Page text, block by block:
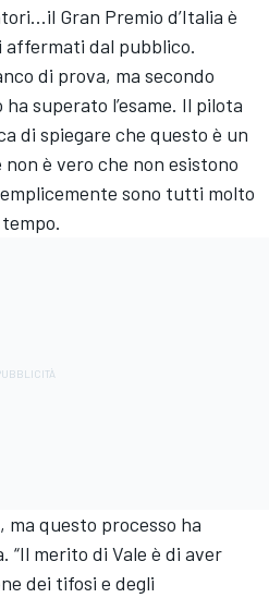
Gran Premio d’Italia è
dal pubblico.
di prova, ma secondo
superato l’esame. Il pilota
di spiegare che questo è un
è vero che non esistono
sono tutti molto
ma questo processo ha
“Il merito di Vale è di aver
dei tifosi e degli